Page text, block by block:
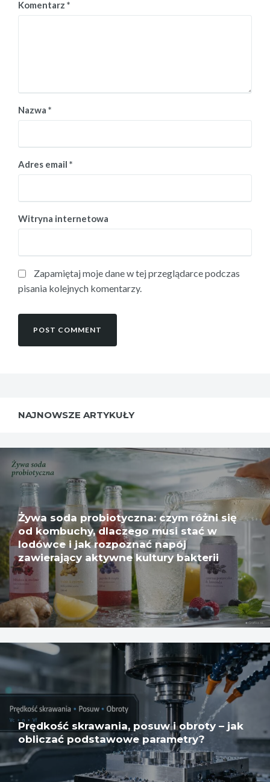
Komentarz *
Nazwa *
Adres email *
Witryna internetowa
Zapamiętaj moje dane w tej przeglądarce podczas
pisania kolejnych komentarzy.
NAJNOWSZE ARTYKUŁY
Żywa soda probiotyczna: czym różni się
od kombuchy, dlaczego musi stać w
lodówce i jak rozpoznać napój
zawierający aktywne kultury bakterii
Prędkość skrawania, posuw i obroty – jak
obliczać podstawowe parametry?